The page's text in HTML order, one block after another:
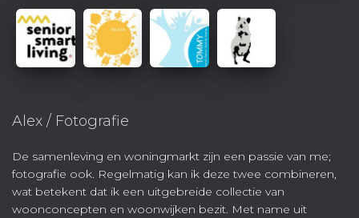
Alex / Fotografie
De samenleving en woningmarkt zijn een passie van me;
fotografie ook. Regelmatig kan ik deze twee combineren,
wat betekent dat ik een uitgebreide collectie van
woonconcepten en woonwijken bezit. Met name uit